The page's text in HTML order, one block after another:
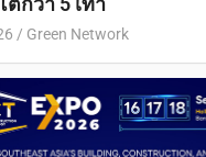
Green Network